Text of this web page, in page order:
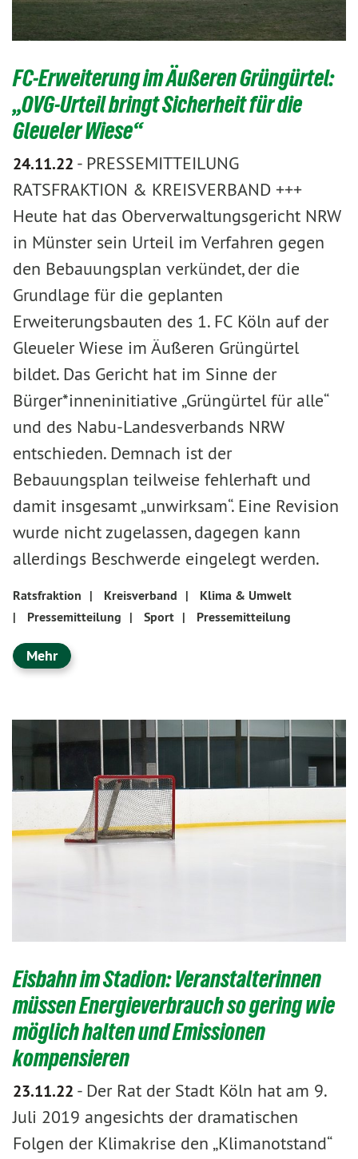
FC-Erweiterung im Äußeren Grüngürtel:
„OVG-Urteil bringt Sicherheit für die
Gleueler Wiese“
24.11.22 - PRESSEMITTEILUNG
RATSFRAKTION & KREISVERBAND +++
Heute hat das Oberverwaltungsgericht NRW
in Münster sein Urteil im Verfahren gegen
den Bebauungsplan verkündet, der die
Grundlage für die geplanten
Erweiterungsbauten des 1. FC Köln auf der
Gleueler Wiese im Äußeren Grüngürtel
bildet. Das Gericht hat im Sinne der
Bürger*inneninitiative „Grüngürtel für alle“
und des Nabu-Landesverbands NRW
entschieden. Demnach ist der
Bebauungsplan teilweise fehlerhaft und
damit insgesamt „unwirksam“. Eine Revision
wurde nicht zugelassen, dagegen kann
allerdings Beschwerde eingelegt werden.
Ratsfraktion | Kreisverband |
Klima & Umwelt
|
Pressemitteilung | Sport | Pressemitteilung
Mehr
Eisbahn im Stadion: Veranstalterinnen
müssen Energieverbrauch so gering wie
möglich halten und Emissionen
kompensieren
23.11.22 - Der Rat der Stadt Köln hat am 9.
Juli 2019 angesichts der dramatischen
Folgen der Klimakrise den „Klimanotstand“